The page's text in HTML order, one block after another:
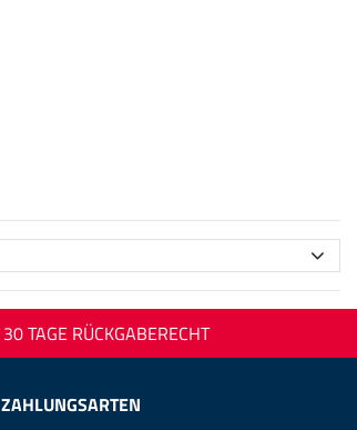
30 TAGE RÜCKGABERECHT
ZAHLUNGSARTEN